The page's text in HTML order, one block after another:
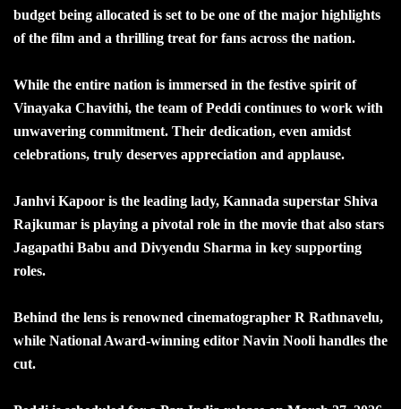
budget being allocated is set to be one of the major highlights
of the film and a thrilling treat for fans across the nation.
While the entire nation is immersed in the festive spirit of
Vinayaka Chavithi, the team of Peddi continues to work with
unwavering commitment. Their dedication, even amidst
celebrations, truly deserves appreciation and applause.
Janhvi Kapoor is the leading lady, Kannada superstar Shiva
Rajkumar is playing a pivotal role in the movie that also stars
Jagapathi Babu and Divyendu Sharma in key supporting
roles.
Behind the lens is renowned cinematographer R Rathnavelu,
while National Award-winning editor Navin Nooli handles the
cut.